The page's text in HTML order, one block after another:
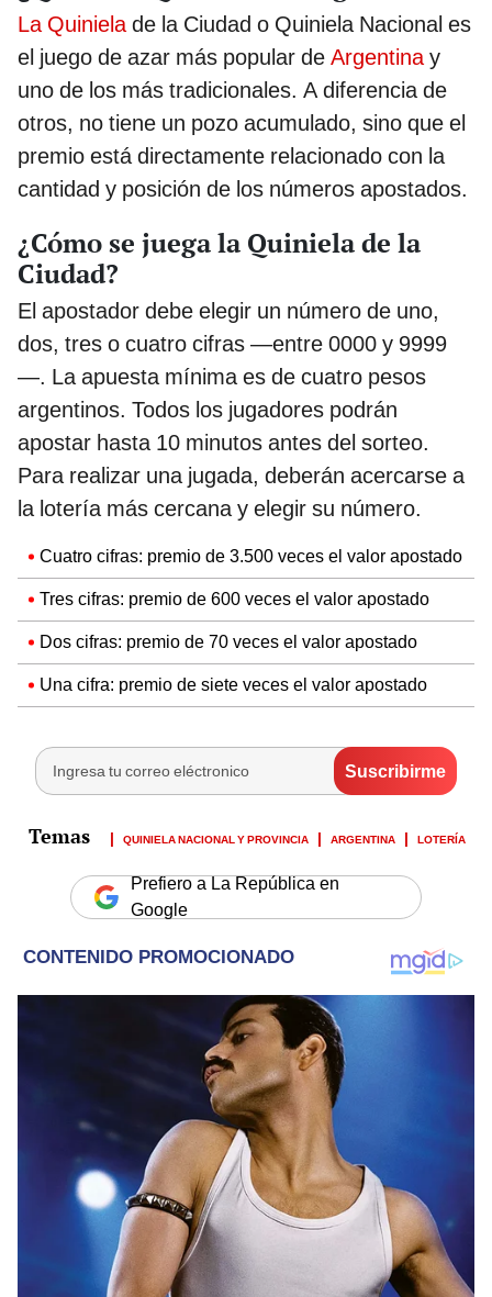
La Quinielade la Ciudad o Quiniela Nacional es
el juego de azar más popular de Argentinay
uno de los más tradicionales. A diferencia de
otros, no tiene un pozo acumulado, sino que el
premio está directamente relacionado con la
cantidad y posición de los números apostados.
¿Cómo se juega la Quiniela de la
Ciudad?
El apostador debe elegir un número de uno,
dos, tres o cuatro cifras —entre 0000 y 9999
—. La apuesta mínima es de cuatro pesos
argentinos. Todos los jugadores podrán
apostar hasta 10 minutos antes del sorteo.
Para realizar una jugada, deberán acercarse a
la lotería más cercana y elegir su número.
Cuatro cifras: premio de 3.500 veces el valor apostado
Tres cifras: premio de 600 veces el valor apostado
Dos cifras: premio de 70 veces el valor apostado
Una cifra: premio de siete veces el valor apostado
QUINIELA NACIONAL Y PROVINCIA ARGENTINA LOTERÍA
Prefiero a La República en
Google